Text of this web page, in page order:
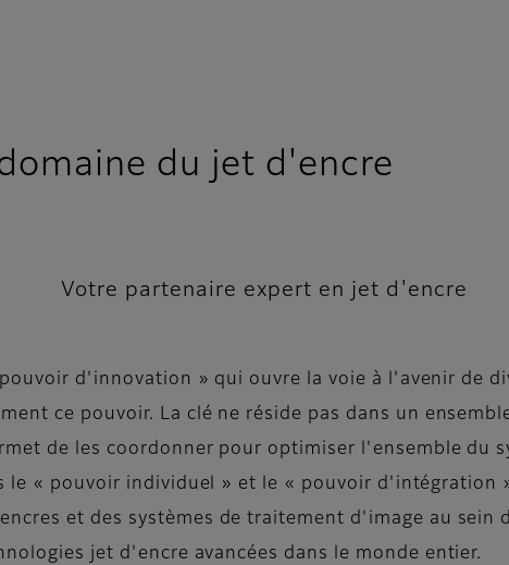
du jet d'encre
Votre partenaire expert en jet d'encre
d'innovation » qui ouvre la voie à l'avenir de
ce pouvoir. La clé ne réside pas dans un
de les coordonner pour optimiser l'ensemble du
le « pouvoir individuel » et le « pouvoir d'intégration
et des systèmes de traitement d'image au sein
jet d'encre avancées dans le monde entier.